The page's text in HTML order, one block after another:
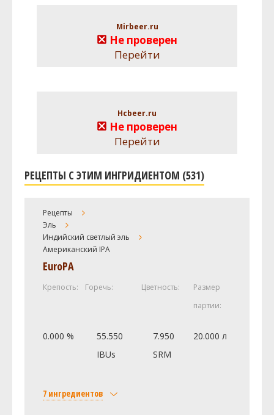
Mirbeer.ru
Не проверен
Перейти
Hcbeer.ru
Не проверен
Перейти
РЕЦЕПТЫ С ЭТИМ ИНГРИДИЕНТОМ (531)
Рецепты
Эль
Индийский светлый эль
Американский IPA
EuroPA
Крепость: Горечь: Цветность:
Размер
партии:
0.000 %
55.550
IBUs
7.950
SRM
20.000 л
7 ингредиентов